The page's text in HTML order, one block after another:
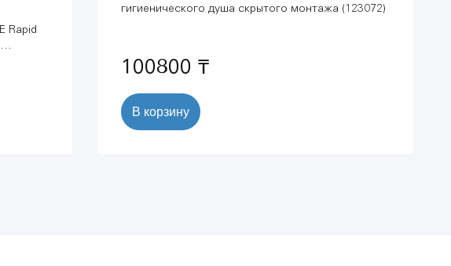
Rapid
гигиенического душа скрытого монтажа (123072)
100800 ₸
В корзину